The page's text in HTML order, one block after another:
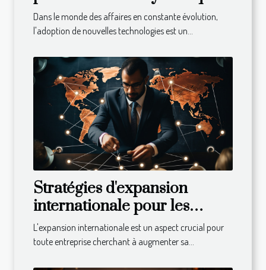
de votre entreprise
Dans le monde des affaires en constante évolution,
l'adoption de nouvelles technologies est un...
Stratégies d'expansion
internationale pour les
entreprises
L'expansion internationale est un aspect crucial pour
toute entreprise cherchant à augmenter sa...